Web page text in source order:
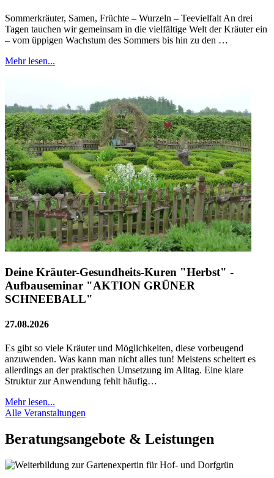
Sommerkräuter, Samen, Früchte – Wurzeln – Teevielfalt An drei
Tagen tauchen wir gemeinsam in die vielfältige Welt der Kräuter ein
– vom üppigen Wachstum des Sommers bis hin zu den …
Mehr lesen...
Deine Kräuter-Gesundheits-Kuren "Herbst" -
Aufbauseminar "AKTION GRÜNER
SCHNEEBALL"
27.08.2026
Es gibt so viele Kräuter und Möglichkeiten, diese vorbeugend
anzuwenden. Was kann man nicht alles tun! Meistens scheitert es
allerdings an der praktischen Umsetzung im Alltag. Eine klare
Struktur zur Anwendung fehlt häufig…
Mehr lesen...
Alle Veranstaltungen
Beratungsangebote & Leistungen